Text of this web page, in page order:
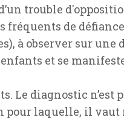
trouble
fréquents de
à observer sur une
enfants et se
Le diagnostic
pour laquelle, il